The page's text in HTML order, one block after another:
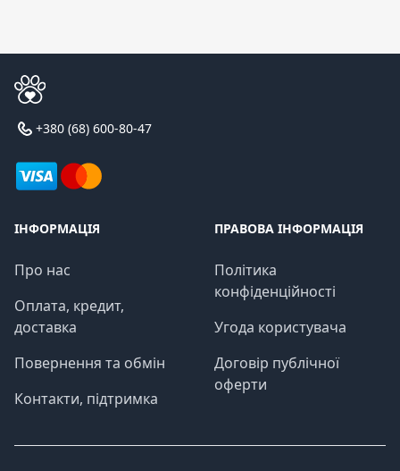
+380 (68) 600-80-47
ІНФОРМАЦІЯ
Про нас
Оплата, кредит,
доставка
Повернення та обмін
Контакти, підтримка
ПРАВОВА ІНФОРМАЦІЯ
Політика
конфіденційності
Угода користувача
Договір публічної
оферти